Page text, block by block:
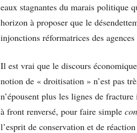
eaux stagnantes du marais politique
horizon à proposer que le
injonctions réformatrices des
Il est vrai que le discours
notion de « droitisation » n’est pas
n’épousent plus les lignes de
à front renversé, pour faire simple
l’esprit de conservation et de